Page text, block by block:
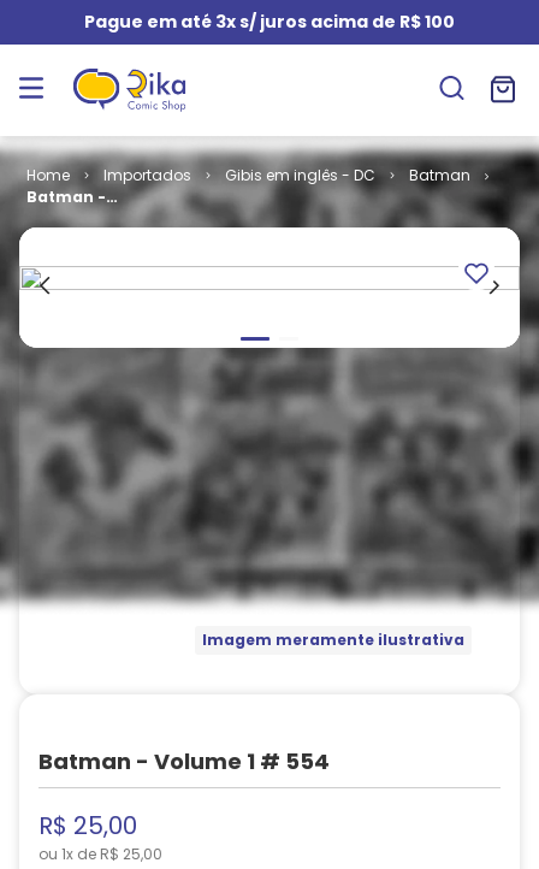
Pague em até 3x s/ juros acima de R$ 100
Importados Gibis em inglês - DC
Batman
Batman -
Volume 1 #
Imagem meramente ilustrativa
Batman - Volume 1 # 554
R$ 25,00
ou 1x de R$ 25,00